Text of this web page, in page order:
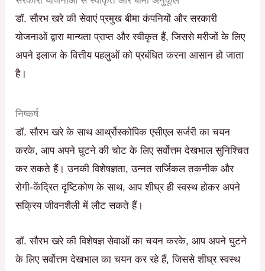
डॉ. सौरभ खरेकी सेवाएं प्रमुख बीमा कंपनियों और सरकारी
योजनाओं द्वारा मान्यता प्राप्त और स्वीकृत हैं, जिससे मरीजों के लिए
अपने इलाज के वित्तीय पहलुओं को प्रबंधित करना आसान हो जाता
है।
निष्कर्ष
डॉ. सौरभ खरे के साथ आर्थ्रोस्कोपिक एसीएल सर्जरी का चयन
करके, आप अपने घुटने की चोट के लिए सर्वोत्तम देखभाल सुनिश्चित
कर सकते हैं। उनकी विशेषज्ञता, उन्नत सर्जिकल तकनीक और
रोगी-केंद्रित दृष्टिकोण के साथ, आप शीघ्र ही स्वस्थ होकर अपने
सक्रिय जीवनशैली में लौट सकते हैं।
डॉ. सौरभ खरे की विशेषज्ञ सेवाओं का चयन करके, आप अपने घुटने
के लिए सर्वोत्तम देखभाल का चयन कर रहे हैं, जिससे शीघ्र स्वस्थ